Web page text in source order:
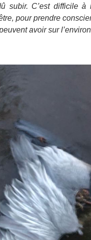
subir. C’est difficile à
pour prendre
avoir sur